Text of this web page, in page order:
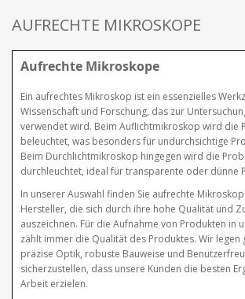
AUFRECHTE MIKROSKOPE
Aufrechte Mikroskope
Ein aufrechtes Mikroskop ist ein essenzielles
Wissenschaft und Forschung, das zur
verwendet wird. Beim Auflichtmikroskop wird die
beleuchtet, was besonders für undurchsichtige
Beim Durchlichtmikroskop hingegen wird die
durchleuchtet, ideal für transparente oder dünne
In unserer Auswahl finden Sie aufrechte
Hersteller, die sich durch ihre hohe Qualität und
auszeichnen. Für die Aufnahme von Produkten in
zählt immer die Qualität des Produktes. Wir legen
präzise Optik, robuste Bauweise und
sicherzustellen, dass unsere Kunden die besten
Arbeit erzielen.